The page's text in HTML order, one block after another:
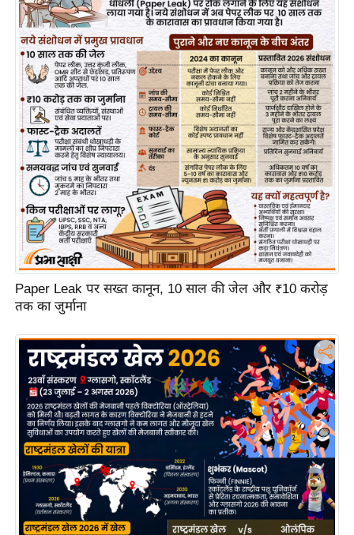
फि
ट
ने
स
मं
त्रा
रि
ले
श
न
शि
प
रा
ज
नी
ति
वि
श्ले
ण
स
सा
यि
Paper Leak पर सख्त कानून, 10 साल की जेल और ₹10 करोड़
तक का जुर्माना